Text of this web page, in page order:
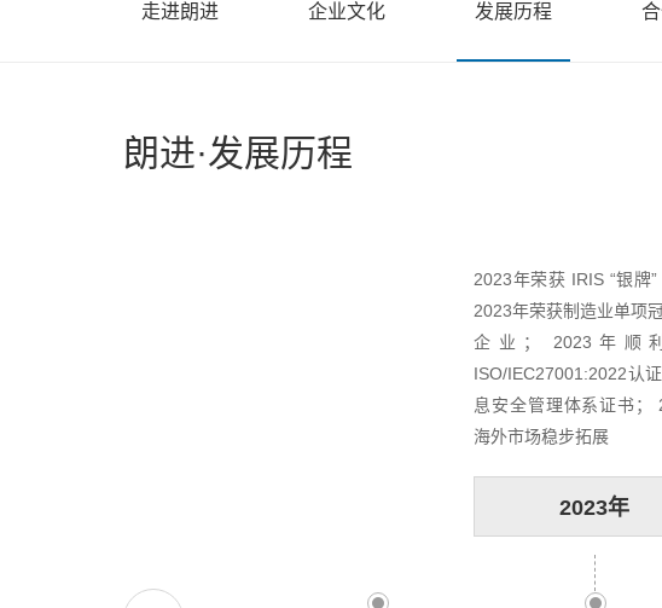
走进朗进 企业文化 发展历程
朗进·发展历程
2023年荣获 IRIS “银牌”
2023年荣获制造业单项
企业； 2023年顺
ISO/IEC27001:2022认
息安全管理体系证书；
海外市场稳步拓展
2023年